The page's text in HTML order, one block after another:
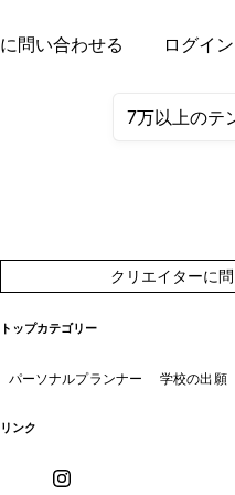
問い合わせる ログイン
クリエイターに
トップカテゴリー
パーソナルプランナー 学校の出願
リンク